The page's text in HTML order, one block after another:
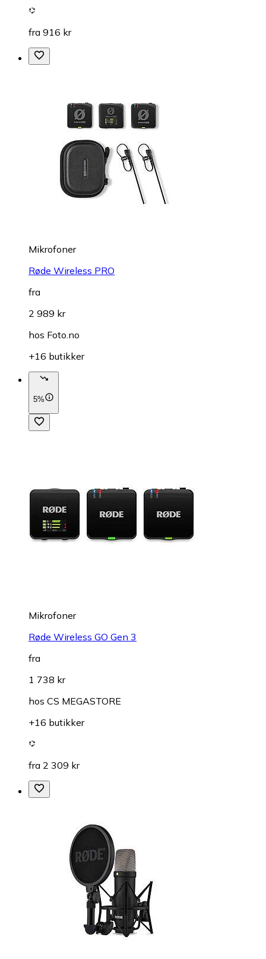
fra 916 kr
Mikrofoner
Røde Wireless PRO
fra
2 989 kr
hos Foto.no
+16 butikker
5%
Mikrofoner
Røde Wireless GO Gen 3
fra
1 738 kr
hos CS MEGASTORE
+16 butikker
fra 2 309 kr